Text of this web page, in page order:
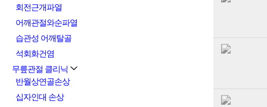
회전근개파열
어깨관절와순파열
습관성 어깨탈골
석회화건염
무릎관절 클리닉
반월상연골손상
십자인대 손상